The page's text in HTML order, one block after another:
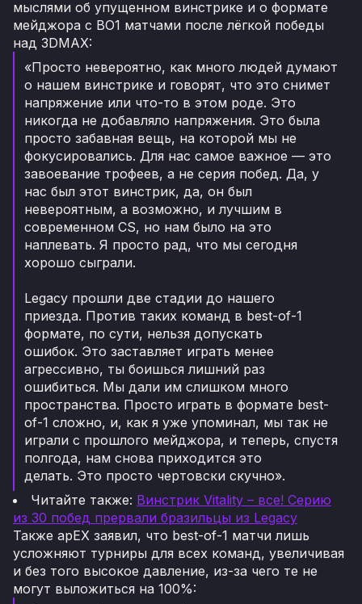
мыслями об упущенном винстрике и о формате
мейджора с BO1 матчами после лёгкой победы
над 3DMAX:
«Просто невероятно, как много людей думают
о нашем винстрике и говорят, что это снимет
напряжение или что-то в этом роде. Это
никогда не добавляло напряжения. Это была
просто забавная вещь, на которой мы не
фокусировались. Для нас самое важное — это
завоевание трофеев, а не серия побед. Да, у
нас был этот винстрик, да, он был
невероятным, а возможно, и лучшим в
современном CS, но нам было на это
наплевать. Я просто рад, что мы сегодня
хорошо сыграли.
Legacy прошли две стадии до нашего
приезда. Против таких команд в best-of-1
формате, по сути, нельзя допускать
ошибок. Это заставляет играть менее
агрессивно, ты боишься лишний раз
ошибиться. Мы дали им слишком много
пространства. Просто играть в формате best-
of-1 сложно, и, как я уже упоминал, мы так не
играли с прошлого мейджора, и теперь, спустя
полгода, нам снова приходится это
делать. Это просто чертовски скучно».
Читайте также: Винстрик Vitality – все! Cерию
из 30 побед прервали бразильцы из Legacy
Также apEX заявил, что best-of-1 матчи лишь
усложняют турниры для всех команд, увеличивая
и без того высокое давление, из-за чего те не
могут выложиться на 100%: